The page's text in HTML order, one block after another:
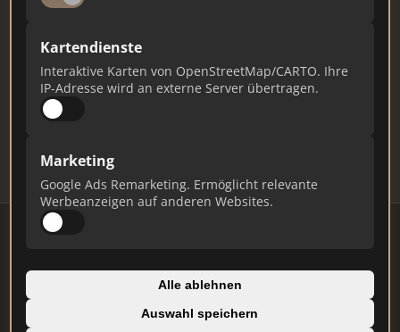
Kartendienste
Interaktive Karten von OpenStreetMap/CARTO. Ihre
IP-Adresse wird an externe Server übertragen.
Marketing
Google Ads Remarketing. Ermöglicht relevante
Werbeanzeigen auf anderen Websites.
Alle ablehnen
Auswahl speichern
Ist das Ihr Unternehmen?
Verifizieren Sie Ihr Profil, bearbeiten Sie Ihre
Daten und erhalten Sie monatliche Ranking-
Updates.
⭐ Etabliert